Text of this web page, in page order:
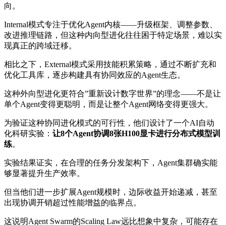
向。
Internal模式专注于优化Agent内核——升级框架、调整参数、
改进推理链路，但这种内向型进化往往困于特定场景，难以实
现真正的跨域迁移。
相比之下，External模式采用技能积累策略，通过不断扩充和
优化工具库，逐步构建具有协同效应的Agent生态。
这种外向型进化更符合”重新设计数字世界”的理念——不是让
单个Agent变得更聪明，而是让整个Agent网络变得更强大。
为验证这种协同进化模式的可行性，他们设计了一个AI自动
化科研实验： 让8个Agent协调8张H100显卡进行分布式模型训
练。
实验结果证实，在合理的任务分发架构下，Agent集群确实能
够显著提升生产效率。
但当他们进一步扩展Agent规模时，边际收益开始递减，甚至
出现协调开销超过性能增益的临界点。
这说明Agent Swarm的Scaling Law远比想象中复杂，可能存在